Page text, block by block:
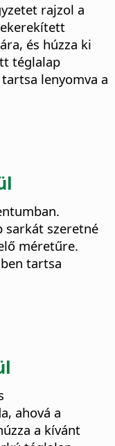
rajzol a
és húzza ki
téglalap
lenyomva a
sarkát szeretné
méretűre.
tartsa
ahová a
a kívánt